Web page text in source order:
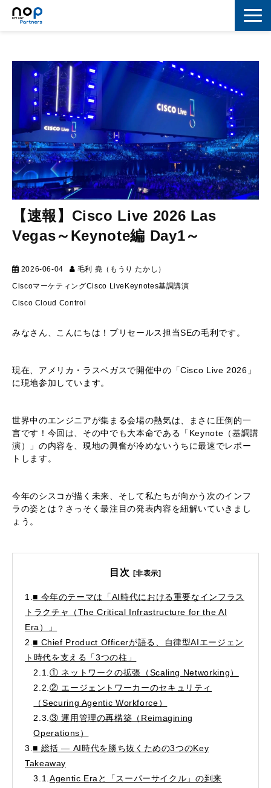
マーケティング
セキュリティ
コラボレーション
スキルアップ
IT用語解説
【速報】Cisco Live 2026 Las
Vegas～Keynote編 Day1～
2026-06-04 毛利 堯（もうり たかし）
CiscoマーケティングCisco Live Keynotes基調講演
Cisco Cloud Control
みなさん、こんにちは！プリセールス担当SEの毛利です。
現在、アメリカ・ラスベガスで開催中の「Cisco Live 2026」
に現地参加しています。
世界中のエンジニアが集まる会場の熱気は、まさに圧倒的一
言です！今回は、その中でも大本命である「Keynote（基調講
演）」の内容を、現地の興奮が冷めないうちに最速でレポー
トします。
今年のシスコが描く未来、そして私たちが向かう次のインフ
ラの姿とは？さっそく最注目の発表内容を紐解いていきまし
ょう。
目次 [非表示]
1.■ 今年のテーマは「AI時代における重要なインフラス
トラクチャ（The Critical Infrastructure for the AI
Era）」
2.■ Chief Product Officerが語る、自律型AIエージェン
ト時代を支える「3つの柱」
2.1. ① ネットワークの拡張（Scaling Networking）
2.2. ② エージェントワーカーのセキュリティ
（Securing Agentic Workforce）
2.3. ③ 運用管理の再構築（Reimagining
Operations）
3.■ 総括 — AI時代を勝ち抜くための3つのKey
Takeaway
3.1. Agentic Eraと「スーパーサイクル」の到来